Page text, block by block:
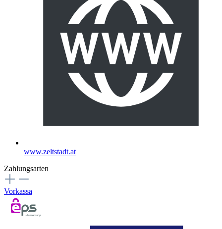
www.zeltstadt.at
Zahlungsarten
Vorkassa